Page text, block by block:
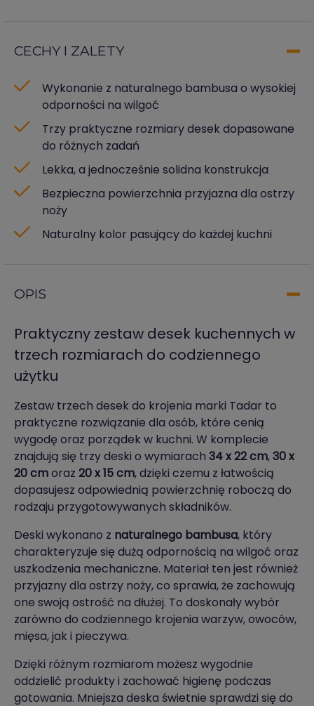
CECHY I ZALETY
Wykonanie z naturalnego bambusa o wysokiej
odporności na wilgoć
Trzy praktyczne rozmiary desek dopasowane
do różnych zadań
Lekka, a jednocześnie solidna konstrukcja
Bezpieczna powierzchnia przyjazna dla ostrzy
noży
Naturalny kolor pasujący do każdej kuchni
OPIS
Praktyczny zestaw desek kuchennych w
trzech rozmiarach do codziennego
użytku
Zestaw trzech desek do krojenia marki Tadar to
praktyczne rozwiązanie dla osób, które cenią
wygodę oraz porządek w kuchni. W komplecie
znajdują się trzy deski o wymiarach 34 x 22 cm,30 x
20 cmoraz 20 x 15 cm, dzięki czemu z łatwością
dopasujesz odpowiednią powierzchnię roboczą do
rodzaju przygotowywanych składników.
Deski wykonano z naturalnego bambusa, który
charakteryzuje się dużą odpornością na wilgoć oraz
uszkodzenia mechaniczne. Materiał ten jest również
przyjazny dla ostrzy noży, co sprawia, że zachowują
one swoją ostrość na dłużej. To doskonały wybór
zarówno do codziennego krojenia warzyw, owoców,
mięsa, jak i pieczywa.
Dzięki różnym rozmiarom możesz wygodnie
oddzielić produkty i zachować higienę podczas
gotowania. Mniejsza deska świetnie sprawdzi się do